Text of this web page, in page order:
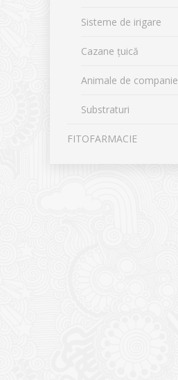
Sisteme de irigare
Cazane țuică
Animale de companie
Substraturi
FITOFARMACIE